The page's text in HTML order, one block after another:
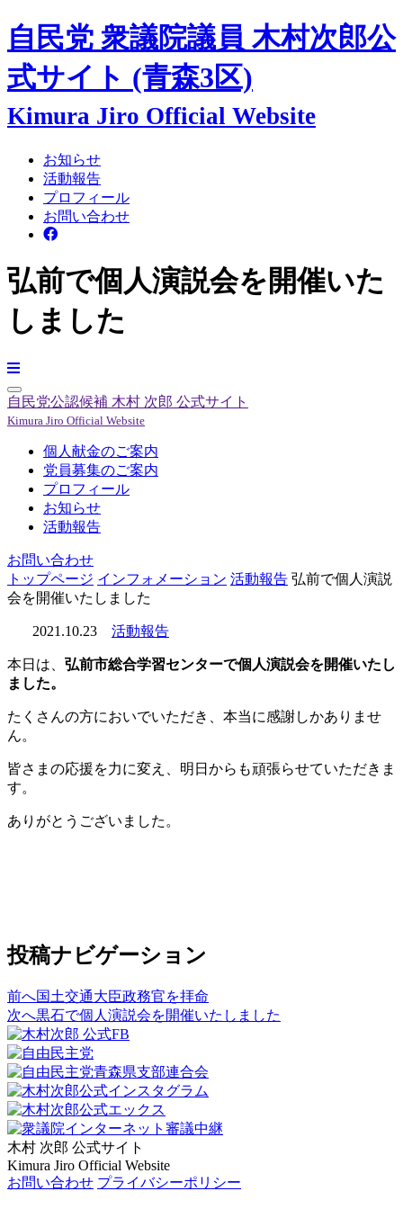
自民党 衆議院議員 木村次郎公
式サイト (青森3区)
Kimura Jiro Official Website
お知らせ
活動報告
プロフィール
お問い合わせ
弘前で個人演説会を開催いた
しました
自民党公認候補 木村 次郎 公式サイト
Kimura Jiro Official Website
個人献金のご案内
党員募集のご案内
プロフィール
お知らせ
活動報告
お問い合わせ
トップページ インフォメーション 活動報告 弘前で個人演説
会を開催いたしました
2021.10.23 活動報告
本日は、 弘前市総合学習センターで個人演説会を開催いたし
ました。
たくさんの方においでいただき、本当に感謝しかありませ
ん。
皆さまの応援を力に変え、明日からも頑張らせていただきま
す。
ありがとうございました。
投稿ナビゲーション
前へ国土交通大臣政務官を拝命
次へ黒石で個人演説会を開催いたしました
木村 次郎 公式サイト
Kimura Jiro Official Website
お問い合わせ プライバシーポリシー